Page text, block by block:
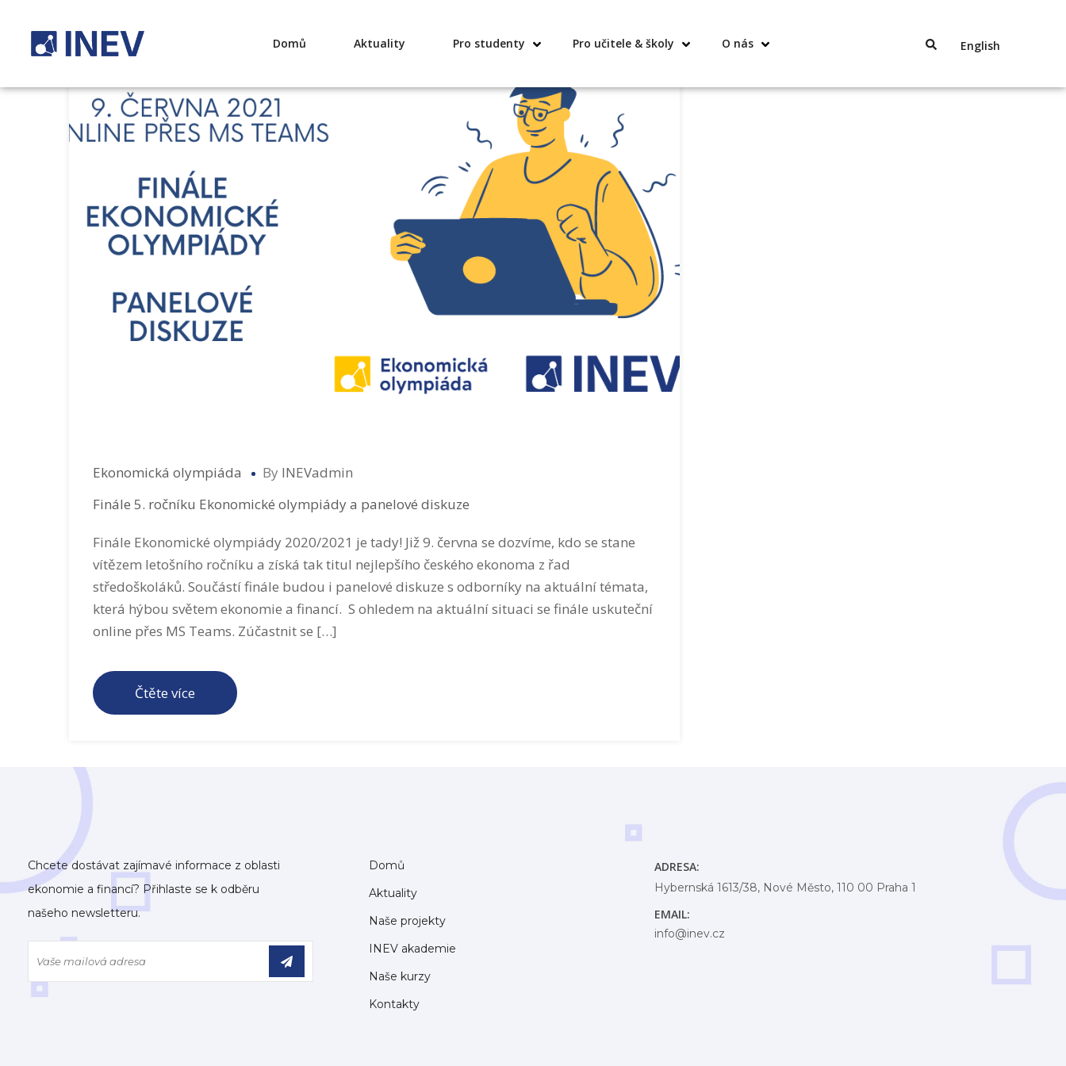
Domů Aktuality Pro studenty Pro učitele & školy O nás English
01
Čvn
Ekonomická olympiáda By INEVadmin
Finále 5. ročníku Ekonomické olympiády a panelové diskuze
Finále Ekonomické olympiády 2020/2021 je tady! Již 9. června se dozvíme, kdo se stane
vítězem letošního ročníku a získá tak titul nejlepšího českého ekonoma z řad
středoškoláků. Součástí finále budou i panelové diskuze s odborníky na aktuální témata,
která hýbou světem ekonomie a financí. S ohledem na aktuální situaci se finále uskuteční
online přes MS Teams. Zúčastnit se […]
Čtěte více
Chcete dostávat zajímavé informace z oblasti
ekonomie a financí? Přihlaste se k odběru
našeho newsletteru.
Domů
Aktuality
Naše projekty
INEV akademie
Naše kurzy
Kontakty
ADRESA:
Hybernská 1613/38, Nové Město, 110 00 Praha 1
EMAIL:
info@inev.cz